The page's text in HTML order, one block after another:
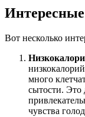
Вот несколько
много
сытости. Это
чувства